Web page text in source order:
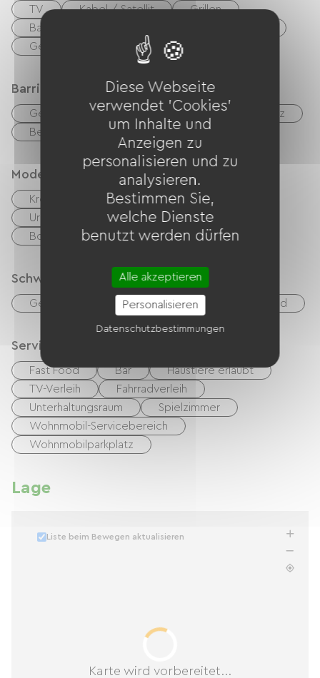
TV Kabel / Satellit
Grillen
Babyausstattung
Gemeinsame sanitäre Einrichtungen
Barrierefreiheit
Geeignete Unterkunft
Geeigneter Parkplatz
Behindertengerechte Toiletten
Modes de paiement
Kreditkarte Schecks
Bargeld
Urlaubsgutscheine (ANCV)
Transfer
Bons CAF
Schwimmbad
Gemeinschaftspool Beheiztes Schwimmbad
Services
Fast Food Bar
Haustiere erlaubt
TV-Verleih
Fahrradverleih
Unterhaltungsraum
Spielzimmer
Wohnmobil-Servicebereich
Wohnmobilparkplatz
Lage
Karte wird vorbereitet...
Liste beim Bewegen aktualisieren
Diese Webseite
verwendet 'Cookies'
um Inhalte und
Anzeigen zu
personalisieren und zu
analysieren.
Bestimmen Sie,
welche Dienste
benutzt werden dürfen
Alle akzeptieren
Personalisieren
Datenschutzbestimmungen